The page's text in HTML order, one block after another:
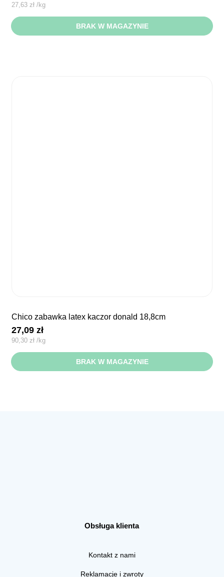
27,63 zł /kg
BRAK W MAGAZYNIE
chico zabawka latex kaczor donald 18,8cm
27,09zł
90,30zł /kg
BRAK W MAGAZYNIE
Obsługa klienta
Kontakt z nami
Reklamacje i zwroty